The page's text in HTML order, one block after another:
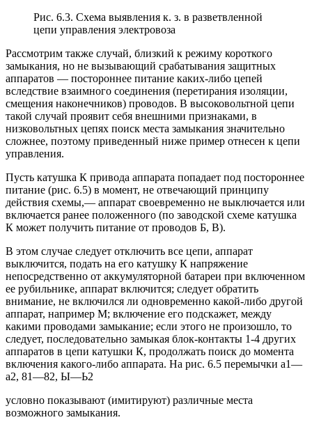
Рис. 6.3. Схема выявления к. з. в разветвленной
цепи управления электровоза
Рассмотрим также случай, близкий к режиму короткого
замыкания, но не вызывающий срабатывания защитных
аппаратов — постороннее питание каких-либо цепей
вследствие взаимного соединения (перетирания изоляции,
смещения наконечников) проводов. В высоковольтной цепи
такой случай проявит себя внешними признаками, в
низковольтных цепях поиск места замыкания значительно
сложнее, поэтому приведенный ниже пример отнесен к цепи
управления.
Пусть катушка К привода аппарата попадает под постороннее
питание (рис. 6.5) в момент, не отвечающий принципу
действия схемы,— аппарат своевременно не выключается или
включается ранее положенного (по заводской схеме катушка
К может получить питание от проводов Б, В).
В этом случае следует отключить все цепи, аппарат
выключится, подать на его катушку К напряжение
непосредственно от аккумуляторной батареи при включенном
ее рубильнике, аппарат включится; следует обратить
внимание, не включился ли одновременно какой-либо другой
аппарат, например М; включение его подскажет, между
какими проводами замыкание; если этого не произошло, то
следует, последовательно замыкая блок-контакты 1-4 других
аппаратов в цепи катушки К, продолжать поиск до момента
включения какого-либо аппарата. На рис. 6.5 перемычки а1—
а2, 81—82, Ы—Ь2
условно показывают (имитируют) различные места
возможного замыкания.